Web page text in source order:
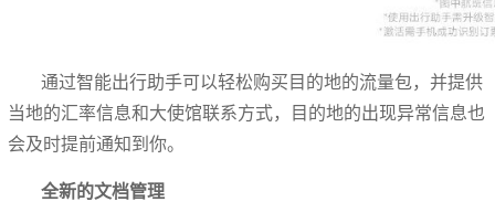
通过智能出行助手可以轻松购买目的地的流量包，并提供
当地的汇率信息和大使馆联系方式，目的地的出现异常信息也
会及时提前通知到你。
全新的文档管理